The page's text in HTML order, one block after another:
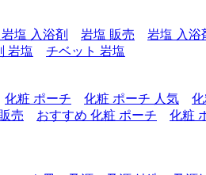
塩 入浴剤 岩塩 販売 岩塩 入浴
岩塩 チベット 岩塩
化粧 ポーチ 化粧 ポーチ 人気
売 おすすめ 化粧 ポーチ 化粧